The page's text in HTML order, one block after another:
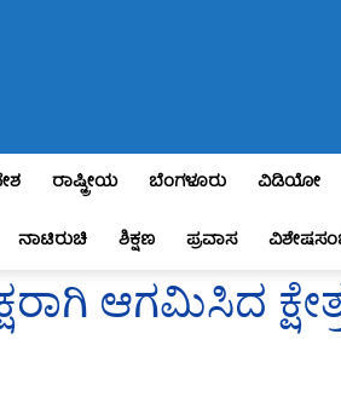
ರಾಷ್ಟ್ರೀಯ ಬೆಂಗಳೂರು ವಿಡಿಯೋ
ನಾಟಿರುಚಿ ಶಿಕ್ಷಣ ಪ್ರವಾಸ
ಆಗಮಿಸಿದ